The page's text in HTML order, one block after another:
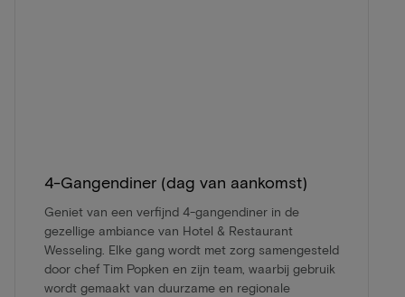
4-Gangendiner (dag van aankomst)
Geniet van een verfijnd 4-gangendiner in de
gezellige ambiance van Hotel & Restaurant
Wesseling. Elke gang wordt met zorg samengesteld
door chef Tim Popken en zijn team, waarbij gebruik
wordt gemaakt van duurzame en regionale